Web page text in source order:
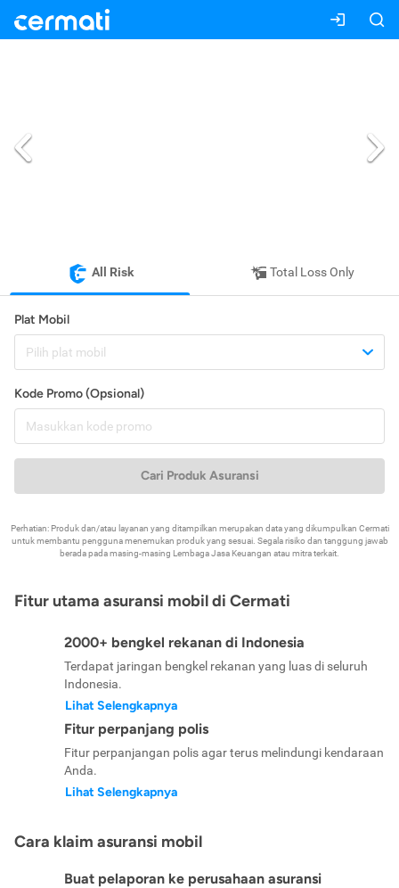
All Risk Total Loss Only
Plat Mobil
Pilih plat mobil
Kode Promo (Opsional)
Cari Produk Asuransi
Perhatian: Produk dan/atau layanan yang ditampilkan merupakan data yang dikumpulkan Cermati
untuk membantu pengguna menemukan produk yang sesuai. Segala risiko dan tanggung jawab
berada pada masing-masing Lembaga Jasa Keuangan atau mitra terkait.
Fitur utama asuransi mobil di Cermati
2000+ bengkel rekanan di Indonesia
Terdapat jaringan bengkel rekanan yang luas di seluruh
Indonesia.
Lihat Selengkapnya
Fitur perpanjang polis
Fitur perpanjangan polis agar terus melindungi kendaraan
Anda.
Lihat Selengkapnya
Cara klaim asuransi mobil
Buat pelaporan ke perusahaan asuransi